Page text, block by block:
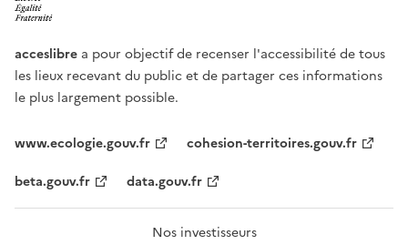
acceslibre a pour objectif de recenser l'accessibilité de tous
les lieux recevant du public et de partager ces informations
le plus largement possible.
www.ecologie.gouv.fr
cohesion-territoires.gouv.fr
beta.gouv.fr
data.gouv.fr
Nos investisseurs